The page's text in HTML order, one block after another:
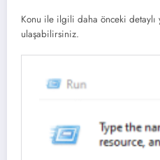
Konu ile ilgili daha önceki detaylı
ulaşabilirsiniz.